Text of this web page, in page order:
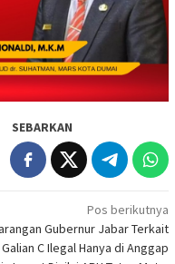
SEBARKAN
Pos berikutnya
Gubernur Jabar Terkait
Galian C Ilegal Hanya di Anggap